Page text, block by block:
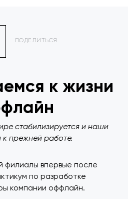
ПОДЕЛИТЬСЯ
к жизни
стабилизируется и наши
прежней работе.
филиалы впервые после
по разработке
компании оффлайн.